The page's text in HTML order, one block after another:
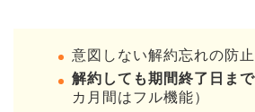
意図しない解約忘れの防止
解約しても期間終了日ま
カ月間はフル機能）